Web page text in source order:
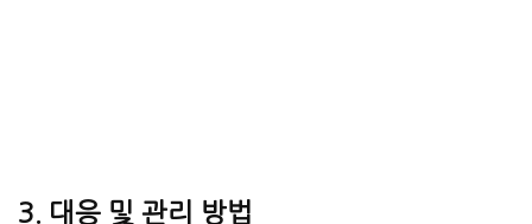
3. 대응 및 관리 방법